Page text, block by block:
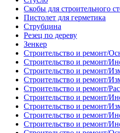
Скобы для строительного
Пистолет для герметика
Струбцина
Резец по дереву
Зенкер
Строительство и ремонт/
Строительство и ремонт/
Строительство и ремонт/
Строительство и ремонт/
Строительство и ремонт/
Строительство и ремонт/
Строительство и ремонт/
Строительство и ремонт/
Строительство и ремонт/